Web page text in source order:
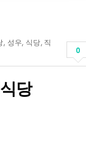
, 성우, 식당, 직
0
당